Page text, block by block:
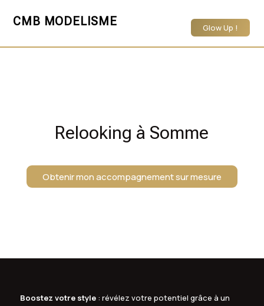
CMB MODELISME Glow Up !
Relooking à Somme
Obtenir mon accompagnement sur mesure
Boostez votre style: révélez votre potentiel grâce à un